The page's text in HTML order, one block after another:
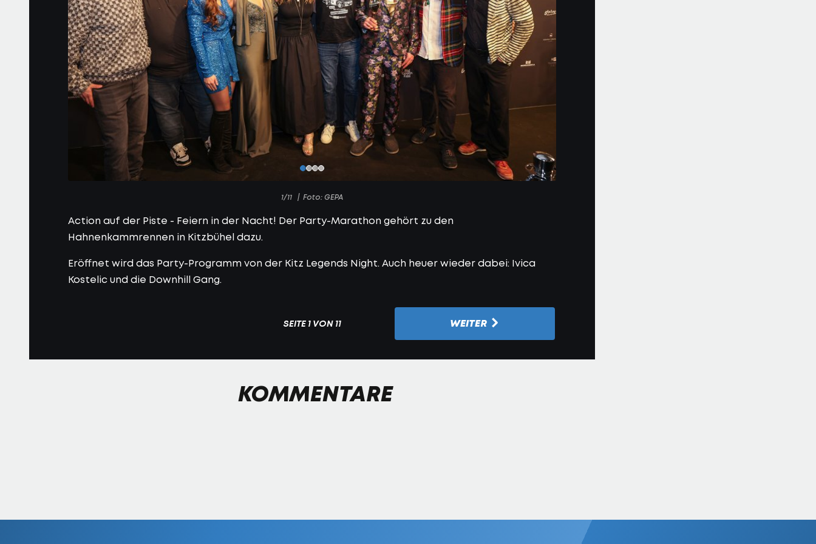
1/11 Foto: GEPA
Action auf der Piste - Feiern in der Nacht! Der Party-Marathon gehört zu den
Hahnenkammrennen in Kitzbühel dazu.
Eröffnet wird das Party-Programm von der Kitz Legends Night. Auch heuer wieder dabei: Ivica
Kostelic und die Downhill Gang.
SEITE 1 VON 11 WEITER
KOMMENTARE